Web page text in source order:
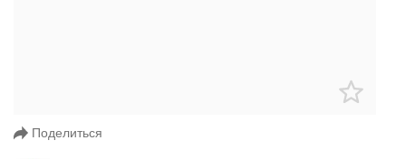
Поделиться